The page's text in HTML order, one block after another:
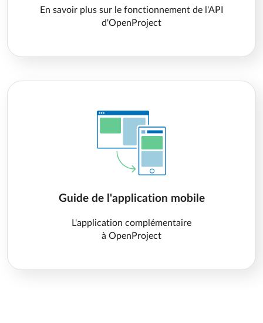
En savoir plus sur le fonctionnement de l'API
d'OpenProject
Guide de l'application mobile
L'application complémentaire
à OpenProject